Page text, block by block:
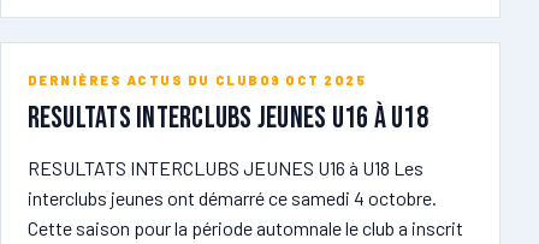
DERNIÈRES ACTUS DU CLUB 09 OCT 2025
RESULTATS INTERCLUBS JEUNES U16 à U18
RESULTATS INTERCLUBS JEUNES U16 à U18 Les
interclubs jeunes ont démarré ce samedi 4 octobre.
Cette saison pour la période automnale le club a inscrit